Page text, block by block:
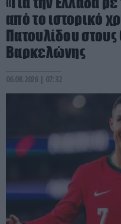
από το ιστορικό
Πατουλίδου
Βαρκελώνης
06.08.2026 | 07:32